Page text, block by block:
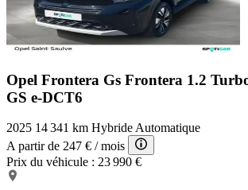
Opel Frontera Gs Frontera 1.2
GS e-DCT6
2025 14 341 km Hybride Automatique
A partir de 247 € / mois
Prix du véhicule : 23 990 €